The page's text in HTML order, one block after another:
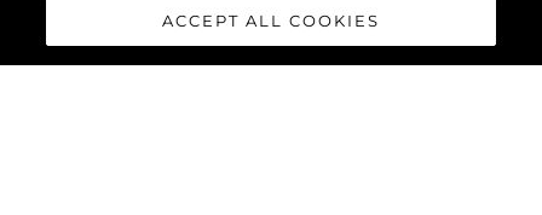
ACCEPT ALL COOKIES